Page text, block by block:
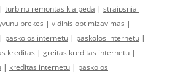
| turbinu remontas klaipeda | straipsniai
prekes | vidinis optimizavimas |
| paskolos internetu | paskolos internetu |
kreditas | greitas kreditas internetu |
| kreditas internetu | paskolos